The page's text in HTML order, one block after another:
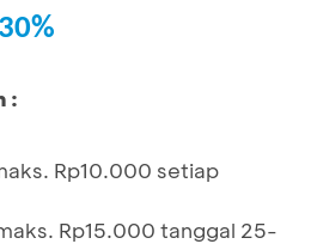
:
Rp10.000 setiap
Rp15.000 tanggal 25-